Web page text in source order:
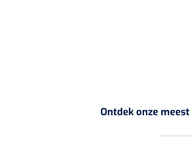
Ontdek onze meest